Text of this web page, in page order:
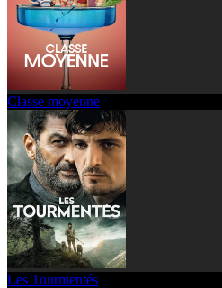
Classe moyenne
Les Tourmentés